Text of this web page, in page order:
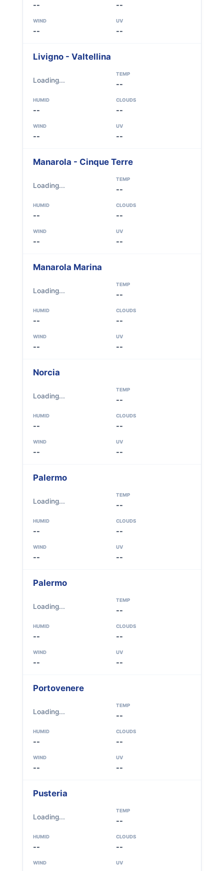
-- --
WIND
--
UV
--
Livigno - Valtellina
Loading...
TEMP
--
HUMID
--
CLOUDS
--
WIND
--
UV
--
Manarola - Cinque Terre
Loading...
TEMP
--
HUMID
--
CLOUDS
--
WIND
--
UV
--
Manarola Marina
Loading...
TEMP
--
HUMID
--
CLOUDS
--
WIND
--
UV
--
Norcia
Loading...
TEMP
--
HUMID
--
CLOUDS
--
WIND
--
UV
--
Palermo
Loading...
TEMP
--
HUMID
--
CLOUDS
--
WIND
--
UV
--
Palermo
Loading...
TEMP
--
HUMID
--
CLOUDS
--
WIND
--
UV
--
Portovenere
Loading...
TEMP
--
HUMID
--
CLOUDS
--
WIND
--
UV
--
Pusteria
Loading...
TEMP
--
HUMID
--
CLOUDS
--
WIND UV